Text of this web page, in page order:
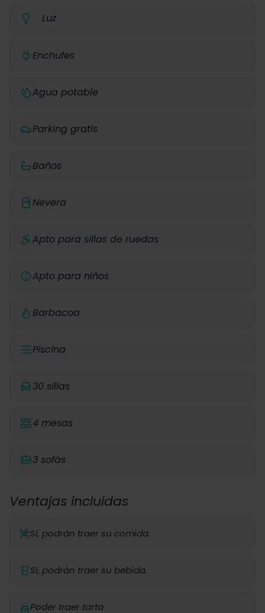
Luz
Enchufes
Agua potable
Parking gratis
Baños
Nevera
Apto para sillas de ruedas
Apto para niños
Barbacoa
Piscina
30 sillas
4 mesas
3 sofás
Ventajas incluidas
Sí, podrán traer su comida.
Sí, podrán traer su bebida.
Poder traer tarta